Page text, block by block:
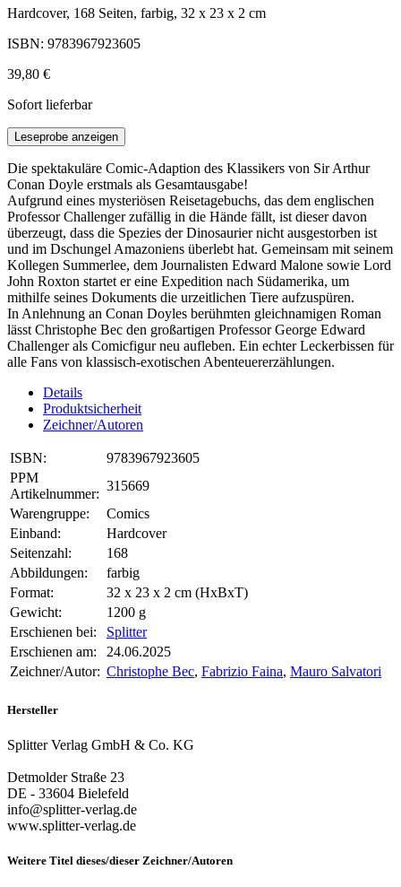
Hardcover, 168 Seiten, farbig, 32 x 23 x 2 cm
ISBN: 9783967923605
39,80 €
Sofort lieferbar
Leseprobe anzeigen
Die spektakuläre Comic-Adaption des Klassikers von Sir Arthur
Conan Doyle erstmals als Gesamtausgabe!
Aufgrund eines mysteriösen Reisetagebuchs, das dem englischen
Professor Challenger zufällig in die Hände fällt, ist dieser davon
überzeugt, dass die Spezies der Dinosaurier nicht ausgestorben ist
und im Dschungel Amazoniens überlebt hat. Gemeinsam mit seinem
Kollegen Summerlee, dem Journalisten Edward Malone sowie Lord
John Roxton startet er eine Expedition nach Südamerika, um
mithilfe seines Dokuments die urzeitlichen Tiere aufzuspüren.
In Anlehnung an Conan Doyles berühmten gleichnamigen Roman
lässt Christophe Bec den großartigen Professor George Edward
Challenger als Comicfigur neu aufleben. Ein echter Leckerbissen für
alle Fans von klassisch-exotischen Abenteuererzählungen.
Details
Produktsicherheit
Zeichner/Autoren
ISBN:
9783967923605
PPM
Artikelnummer:
315669
Warengruppe:
Comics
Einband:
Hardcover
Seitenzahl:
168
Abbildungen:
farbig
Format:
32 x 23 x 2 cm (HxBxT)
Gewicht:
1200 g
Erschienen bei:
Splitter
Erschienen am:
24.06.2025
Zeichner/Autor: Christophe Bec, Fabrizio Faina, Mauro Salvatori
Hersteller
Splitter Verlag GmbH & Co. KG
Detmolder Straße 23
DE - 33604 Bielefeld
info@splitter-verlag.de
www.splitter-verlag.de
Weitere Titel dieses/dieser Zeichner/Autoren